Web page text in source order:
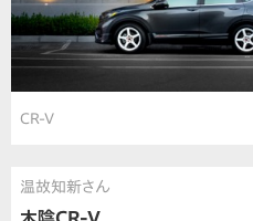
CR-V
温故知新さん